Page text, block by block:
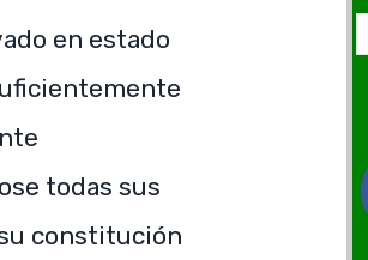
en estado
todas sus
constitución